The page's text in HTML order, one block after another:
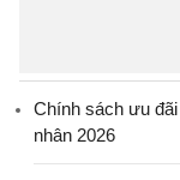
Chính sách ưu
nhân 2026